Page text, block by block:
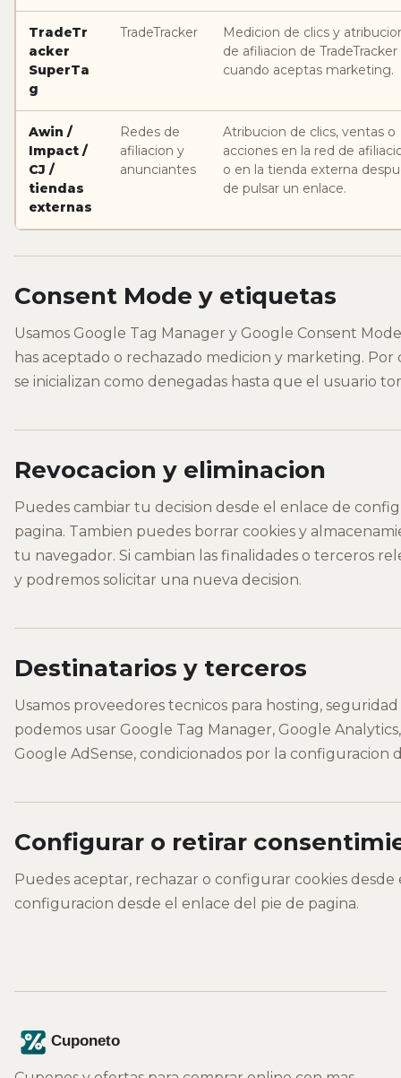
TradeTr
acker
SuperTa
g
TradeTracker
Medicion de clics y
de afiliacion de TradeTracker
cuando aceptas marketing.
Awin /
Impact /
CJ /
tiendas
externas
Redes de
afiliacion y
anunciantes
Atribucion de clics, ventas o
acciones en la red de
o en la tienda externa
de pulsar un enlace.
Consent Mode y etiquetas
Usamos Google Tag Manager y Google Consent
has aceptado o rechazado medicion y marketing. Por
se inicializan como denegadas hasta que el usuario
Revocacion y eliminacion
Puedes cambiar tu decision desde el enlace de
pagina. Tambien puedes borrar cookies y
tu navegador. Si cambian las finalidades o terceros
y podremos solicitar una nueva decision.
Destinatarios y terceros
Usamos proveedores tecnicos para hosting,
podemos usar Google Tag Manager, Google
Google AdSense, condicionados por la
Configurar o retirar
Puedes aceptar, rechazar o configurar cookies
configuracion desde el enlace del pie de pagina.